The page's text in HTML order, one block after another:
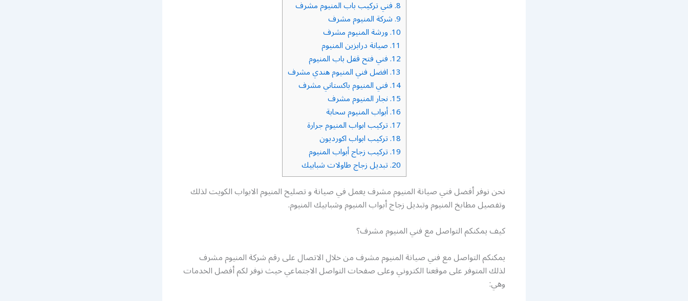
8. فني تركيب باب المنيوم مشرف
9. شركة المنيوم مشرف
10. ورشة المنيوم مشرف
11. صيانة درابزين المنيوم
12. فني فتح قفل باب المنيوم
13. افضل فني المنيوم هندي مشرف
14. فني المنيوم باكستاني مشرف
15. نجار المنيوم مشرف
16. أبواب المنيوم سحابة
17. تركيب ابواب المنيوم جرارة
18. تركيب ابواب اكورديون
19. تركيب زجاج أبواب المنيوم
20. تبديل زجاج طاولات شبابيك
نحن نوفر أفضل فني صيانة المنيوم مشرف يعمل في صيانة و تصليح المنيوم الابواب الكويت لذلك
وتفصيل مطابخ المنيوم وتبديل زجاج أبواب المنيوم وشبابيك المنيوم.
كيف يمكنكم التواصل مع فني المنيوم مشرف؟
يمكنكم التواصل مع فني صيانة المنيوم مشرف من خلال الاتصال على رقم شركة المنيوم مشرف
لذلك المتوفر على موقعنا الكتروني وعلى صفحات التواصل الاجتماعي حيث نوفر لكم أفضل الخدمات
وهي: